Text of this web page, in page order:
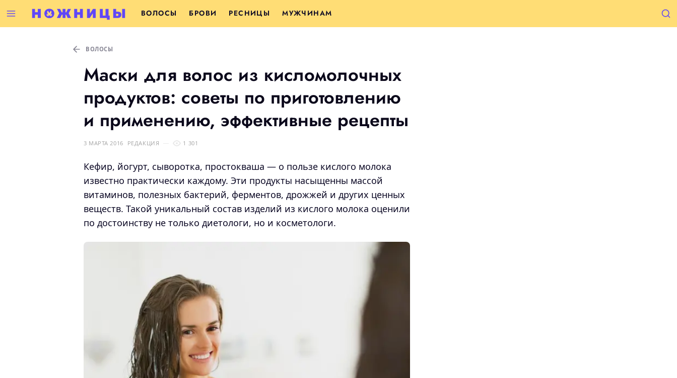
ВОЛОСЫ БРОВИ РЕСНИЦЫ МУЖЧИНАМ
ВОЛОСЫ
Маски для волос из кисломолочных
продуктов: советы по приготовлению
и применению, эффективные рецепты
3 МАРТА 2016 РЕДАКЦИЯ 1 301
Кефир, йогурт, сыворотка, простокваша — о пользе кислого молока
известно практически каждому. Эти продукты насыщенны массой
витаминов, полезных бактерий, ферментов, дрожжей и других ценных
веществ. Такой уникальный состав изделий из кислого молока оценили
по достоинству не только диетологи, но и косметологи.